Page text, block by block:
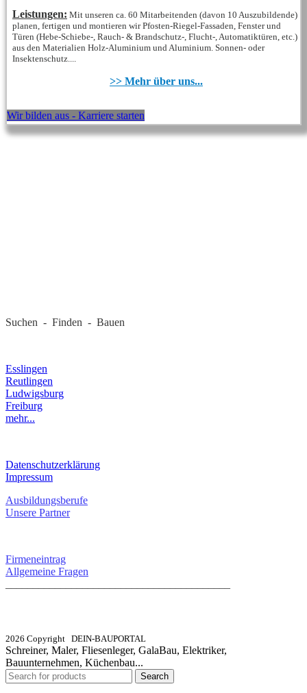
Leistungen: Mit unseren ca. 60 Mitarbeitenden (davon 10 Auszubildende)
planen, fertigen und montieren wir Pfosten-Riegel-Fassaden, Fenster und
Türen (Hebe-Schiebe-, Rauch- & Brandschutz-, Flucht-, Automatiktüren, etc.)
aus den Materialien Holz-Aluminium und Aluminium. Sonnen- oder
Insektenschutz....
>> Mehr über uns...
Wir bilden aus - Karriere starten
Suchen - Finden - Bauen
Esslingen
Reutlingen
Ludwigsburg
Freiburg
mehr...
Datenschutzerklärung
Impressum
Ausbildungsberufe
Unsere Partner
Firmeneintrag
Allgemeine Fragen
2026 Copyright DEIN-BAUPORTAL
Schreiner, Maler, Fliesenleger, GalaBau, Elektriker,
Bauunternehmen, Küchenbau...
Search